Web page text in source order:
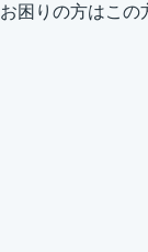
お困りの方はこの